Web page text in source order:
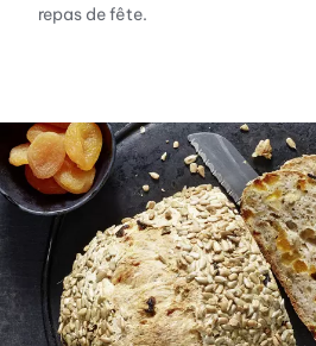
repas de fête.